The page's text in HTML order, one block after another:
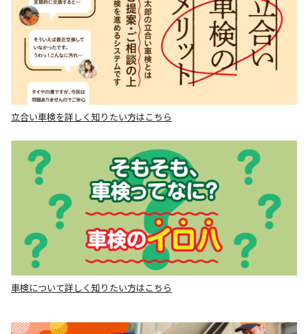
立合い車検を詳しく知りたい方はこちら
車検について詳しく知りたい方はこちら